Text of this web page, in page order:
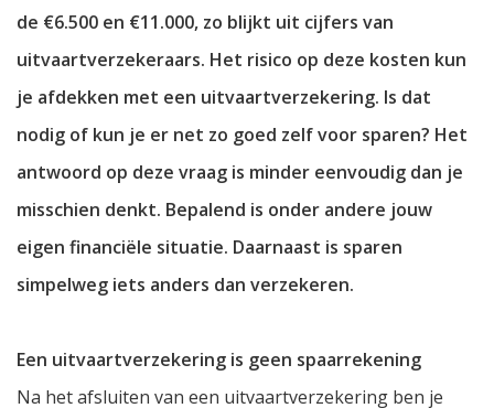
de €6.500 en €11.000, zo blijkt uit cijfers van
uitvaartverzekeraars. Het risico op deze kosten kun
je afdekken met een uitvaartverzekering. Is dat
nodig of kun je er net zo goed zelf voor sparen? Het
antwoord op deze vraag is minder eenvoudig dan je
misschien denkt. Bepalend is onder andere jouw
eigen financiële situatie. Daarnaast is sparen
simpelweg iets anders dan verzekeren.
Een uitvaartverzekering is geen spaarrekening
Na het afsluiten van een uitvaartverzekering ben je